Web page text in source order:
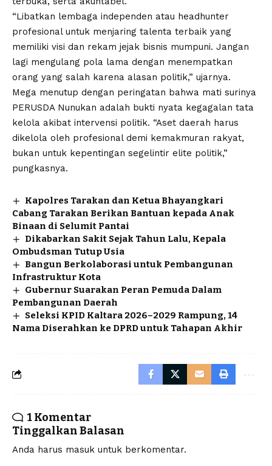
“Libatkan lembaga independen atau headhunter
profesional untuk menjaring talenta terbaik yang
memiliki visi dan rekam jejak bisnis mumpuni. Jangan
lagi mengulang pola lama dengan menempatkan
orang yang salah karena alasan politik,” ujarnya.
Mega menutup dengan peringatan bahwa mati surinya
PERUSDA Nunukan adalah bukti nyata kegagalan tata
kelola akibat intervensi politik. “Aset daerah harus
dikelola oleh profesional demi kemakmuran rakyat,
bukan untuk kepentingan segelintir elite politik,”
pungkasnya.
Kapolres Tarakan dan Ketua Bhayangkari
Cabang Tarakan Berikan Bantuan kepada Anak
Binaan di Selumit Pantai
Dikabarkan Sakit Sejak Tahun Lalu, Kepala
Ombudsman Tutup Usia
Bangun Berkolaborasi untuk Pembangunan
Infrastruktur Kota
Gubernur Suarakan Peran Pemuda Dalam
Pembangunan Daerah
Seleksi KPID Kaltara 2026–2029 Rampung, 14
Nama Diserahkan ke DPRD untuk Tahapan Akhir
1 Komentar
Tinggalkan Balasan
Anda harus masuk untuk berkomentar.